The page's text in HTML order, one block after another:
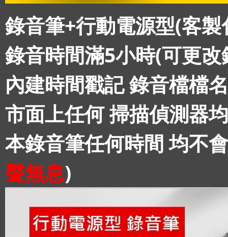
錄音筆+行動電源型(客
錄音時間滿5小時(可更
內建時間戳記 錄音檔檔
市面上任何 掃描偵測器
本錄音筆任何時間 均不
聲無息)